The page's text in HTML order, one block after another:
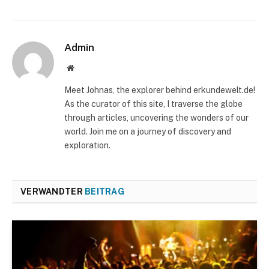
Admin
Website
Meet Johnas, the explorer behind erkundewelt.de!
As the curator of this site, I traverse the globe
through articles, uncovering the wonders of our
world. Join me on a journey of discovery and
exploration.
VERWANDTER BEITRAG